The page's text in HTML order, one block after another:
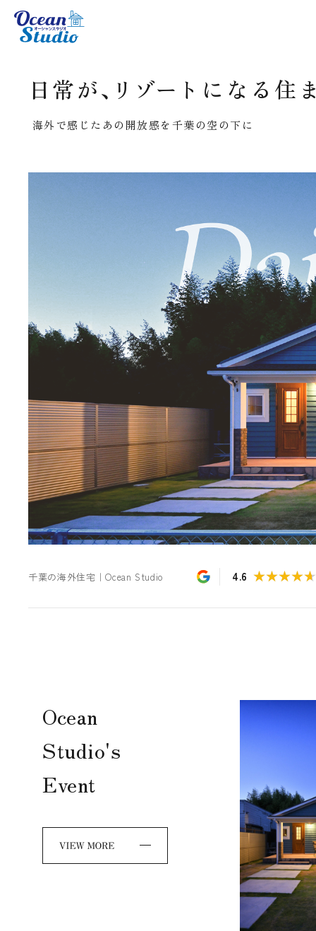
日常が、リゾート になる住
海外で感じたあの開放感を千葉の空の下に
千葉の海外住宅｜Ocean Studio 4.6 ★★★★★
★★★★★
Ocean
Studio's
Event